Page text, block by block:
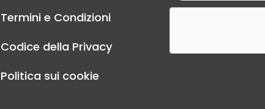
Termini e Condizioni
Codice della Privacy
Politica sui cookie